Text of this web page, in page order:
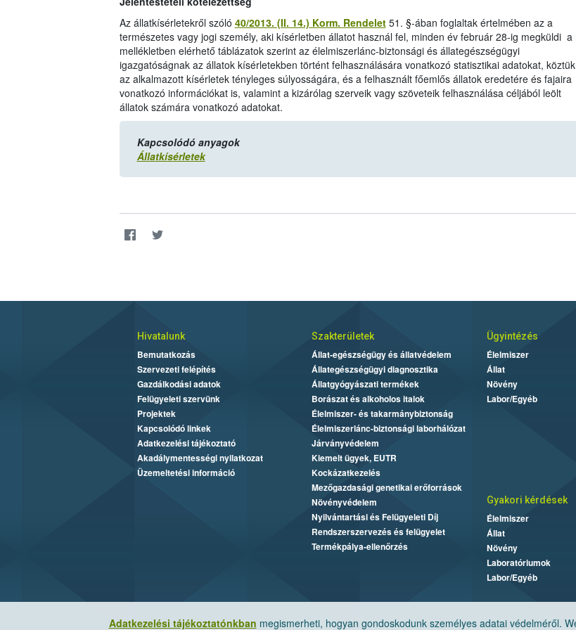
Az állatkísérletekről szóló 40/2013. (II. 14.) Korm. Rendelet51. §-ában foglaltak értelmében az a
természetes vagy jogi személy, aki kísérletben állatot használ fel, minden év február 28-ig megküldi a
mellékletben elérhető táblázatok szerint az élelmiszerlánc-biztonsági és állategészségügyi
igazgatóságnak az állatok kísérletekben történt felhasználására vonatkozó statisztikai adatokat, köztük
az alkalmazott kísérletek tényleges súlyosságára, és a felhasznált főemlős állatok eredetére és fajaira
vonatkozó információkat is, valamint a kizárólag szerveik vagy szöveteik felhasználása céljából leölt
állatok számára vonatkozó adatokat.
Kapcsolódó anyagok
Állatkísérletek
Adatkezelési tájékoztatónkban megismerheti, hogyan gondoskodunk személyes adatai védelméről.
Hivatalunk
Bemutatkozás
Szervezeti felépítés
Gazdálkodási adatok
Felügyeleti szervünk
Projektek
Kapcsolódó linkek
Adatkezelési tájékoztató
Akadálymentességi nyilatkozat
Üzemeltetési információ
Szakterületek
Állat-egészségügy és állatvédelem
Állategészségügyi diagnosztika
Állatgyógyászati termékek
Borászat és alkoholos italok
Élelmiszer- és takarmánybiztonság
Élelmiszerlánc-biztonsági laborhálózat
Járványvédelem
Kiemelt ügyek, EUTR
Kockázatkezelés
Mezőgazdasági genetikai erőforrások
Növényvédelem
Nyilvántartási és Felügyeleti Díj
Rendszerszervezés és felügyelet
Termékpálya-ellenőrzés
Ügyintézés
Élelmiszer
Állat
Növény
Labor/Egyéb
Gyakori kérdések
Élelmiszer
Állat
Növény
Laboratóriumok
Labor/Egyéb